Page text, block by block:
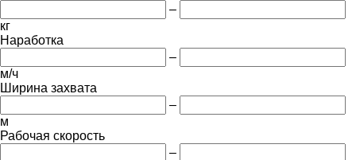
–
кг
Наработка
–
м/ч
Ширина захвата
–
м
Рабочая скорость
–